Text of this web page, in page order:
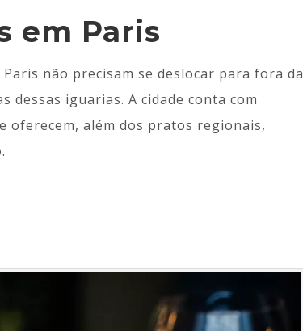
em Paris
não precisam se deslocar para fora da
dessas iguarias. A cidade conta com
oferecem, além dos pratos regionais,